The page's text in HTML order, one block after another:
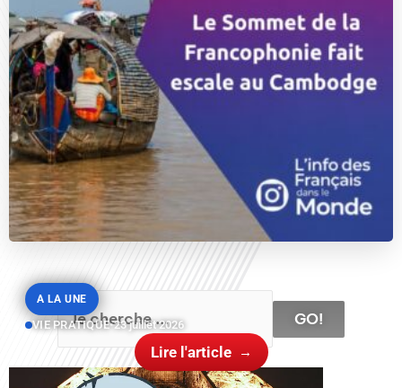
A LA UNE
VIE PRATIQUE•23 juillet 2026
Lire l'article
GO!